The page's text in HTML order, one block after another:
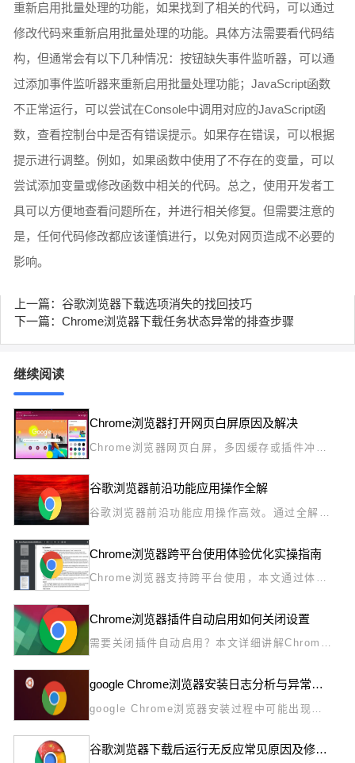
重新启用批量处理的功能，如果找到了相关的代码，可以通过
修改代码来重新启用批量处理的功能。具体方法需要看代码结
构，但通常会有以下几种情况：按钮缺失事件监听器，可以通
过添加事件监听器来重新启用批量处理功能；JavaScript函数
不正常运行，可以尝试在Console中调用对应的JavaScript函
数，查看控制台中是否有错误提示。如果存在错误，可以根据
提示进行调整。例如，如果函数中使用了不存在的变量，可以
尝试添加变量或修改函数中相关的代码。总之，使用开发者工
具可以方便地查看问题所在，并进行相关修复。但需要注意的
是，任何代码修改都应该谨慎进行，以免对网页造成不必要的
影响。
上一篇：谷歌浏览器下载选项消失的找回技巧
下一篇：Chrome浏览器下载任务状态异常的排查步骤
继续阅读
Chrome浏览器打开网页白屏原因及解决
Chrome浏览器网页白屏，多因缓存或插件冲突
引发。本文提供详细排查与修复步骤，帮助用户
快速恢复正常访问，解决页面无法显示问题。
谷歌浏览器前沿功能应用操作全解
谷歌浏览器前沿功能应用操作高效。通过全解掌
握功能应用技巧，实现操作优化和高效使用，让
用户体验创新功能带来的便捷操作效果。
Chrome浏览器跨平台使用体验优化实操指南
Chrome浏览器支持跨平台使用，本文通过体验
优化实操指南，介绍多端畅连的操作技巧，帮助
用户实现电脑与移动端之间的无缝衔接和流畅体
验。
Chrome浏览器插件自动启用如何关闭设置
需要关闭插件自动启用？本文详细讲解Chrome
浏览器关闭插件自动启动的步骤，提升浏览器管
理效率。
google Chrome浏览器安装日志分析与异常处理方法
google Chrome浏览器安装过程中可能出现异
常。本教程讲解日志分析和异常处理方法，帮助
用户快速解决问题并保障安装顺利。
谷歌浏览器下载后运行无反应常见原因及修复方法